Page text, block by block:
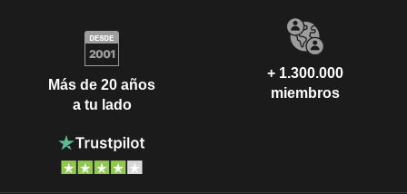
Más de 20 años
a tu lado
+ 1.300.000
miembros